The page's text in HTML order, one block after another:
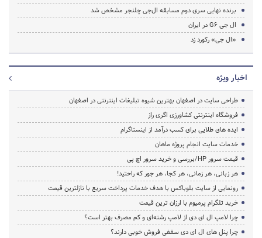
برنده نهایی سری دوم مسابقه ال‌جی چلنجر مشخص شد
ال جی G6 در ایران
«ال جی» رکورد زد
اخبار ویژه
طراحی سایت در اصفهان بهترین شیوه تبلیغات اینترنتی در اصفهان
فروشگاه اینترنتی کشاورزی اگری راز
ایده های طلایی برای کسب درآمد از اینستاگرام
خدمات سایت انجام پروژه ماهان
قیمت سرور HP/بررسی و خرید سرور اچ پی
هر زبانی، هر زمانی، هر کجا، هر جور که راحتید!
رونمایی از سایت بلوباکس با هدف خدمات پرداخت سریع با نازلترین قیمت
خرید تلگرام پرمیوم با ارزان ترین قیمت
چرا لامپ ال ای دی از لامپ رشته‌ای و کم مصرف بهتر است؟
چرا پنل های ال ای دی سقفی فروش خوبی دارند؟